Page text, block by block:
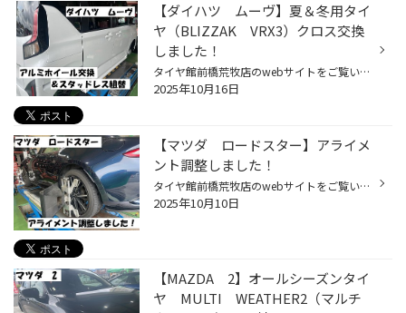
【ダイハツ ムーヴ】夏＆冬用タイ
ヤ（BLIZZAK VRX3）クロス交換
しました！
タイヤ館前橋荒牧店のwebサイトをご覧いただきまして誠にありがとうございます。 今回はダイハツの軽自動車 【ムーヴ】のタイヤ＆ホイールのクロス交換のご紹介です。 ・「クロス交換」とは？ まずは「クロス交換」とは、、 まず、純正と同じインチでお好みのアルミホイールをお選びいただき 使用期...
2025年10月16日
【マツダ ロードスター】アライメ
ント調整しました！
タイヤ館前橋荒牧店のwebサイトをご覧いただき誠にありがとうございます。 今回は【マツダ ロードスター】のアライメント調整のご紹介です。 以前も同車種の調整を実施しましたが ロードスターは調整箇所が多く 【前輪】トー・キャスター・キャンバー 【後輪】トー・キャンバー 計５か所が調整可能...
2025年10月10日
【MAZDA 2】オールシーズンタイ
ヤ MULTI WEATHER2（マルチ